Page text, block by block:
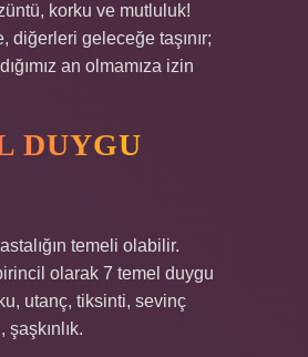
korku ve mutluluk!
diğerleri geleceğe taşınır;
an olmamıza izin
DUYGU
temeli olabilir.
birincil olarak 7 temel duygu
utanç, tiksinti, sevinç